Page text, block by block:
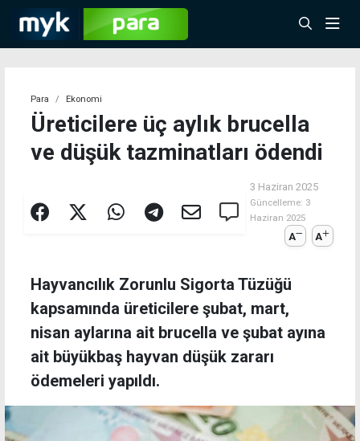
Para Ekonomi
Üreticilere üç aylık brucella
ve düşük tazminatları ödendi
3 Haziran 2025
Güncelleme: 3
Haziran 2025
A A
Hayvancılık Zorunlu Sigorta Tüzüğü
kapsamında üreticilere şubat, mart,
nisan aylarına ait brucella ve şubat ayına
ait büyükbaş hayvan düşük zararı
ödemeleri yapıldı.